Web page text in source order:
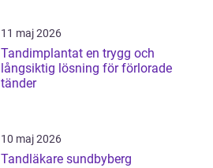
11 maj 2026
Tandimplantat en trygg och
långsiktig lösning för förlorade
tänder
10 maj 2026
Tandläkare sundbyberg